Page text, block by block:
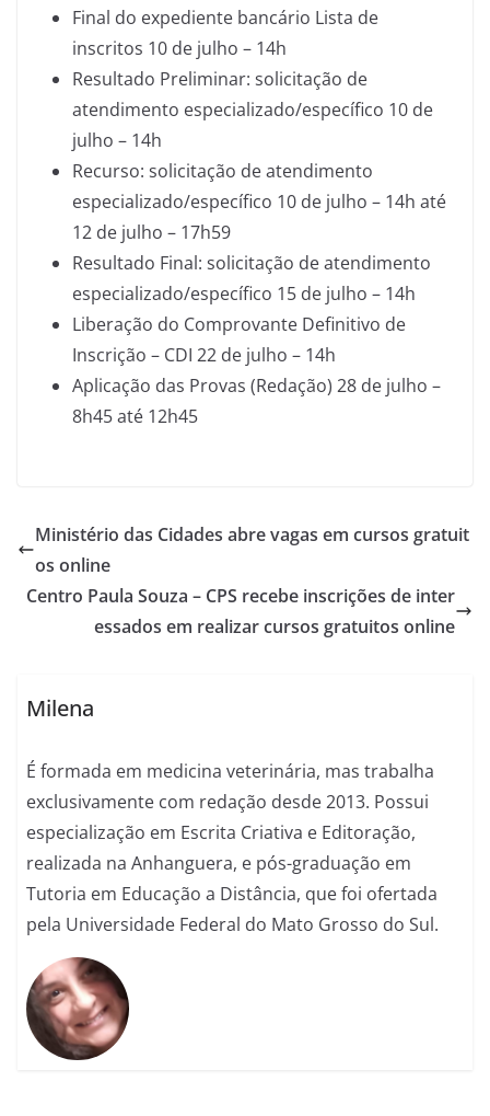
Final do expediente bancário Lista de
inscritos 10 de julho – 14h
Resultado Preliminar: solicitação de
atendimento especializado/específico 10 de
julho – 14h
Recurso: solicitação de atendimento
especializado/específico 10 de julho – 14h até
12 de julho – 17h59
Resultado Final: solicitação de atendimento
especializado/específico 15 de julho – 14h
Liberação do Comprovante Definitivo de
Inscrição – CDI 22 de julho – 14h
Aplicação das Provas (Redação) 28 de julho –
8h45 até 12h45
Ministério das Cidades abre vagas em cursos gratuit
os online
Centro Paula Souza – CPS recebe inscrições de inter
essados em realizar cursos gratuitos online
Milena
É formada em medicina veterinária, mas trabalha
exclusivamente com redação desde 2013. Possui
especialização em Escrita Criativa e Editoração,
realizada na Anhanguera, e pós-graduação em
Tutoria em Educação a Distância, que foi ofertada
pela Universidade Federal do Mato Grosso do Sul.